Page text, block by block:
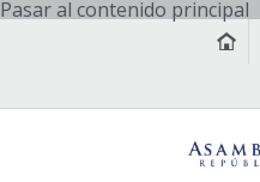
Pasar al contenido principal